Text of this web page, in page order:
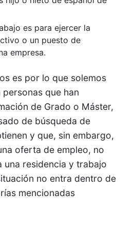
es para ejercer la
o un puesto de
empresa.
es por lo que solemos
que han
de Grado o Máster,
de búsqueda de
y que, sin embargo,
oferta de empleo, no
una residencia y trabajo
no entra dentro de
mencionadas